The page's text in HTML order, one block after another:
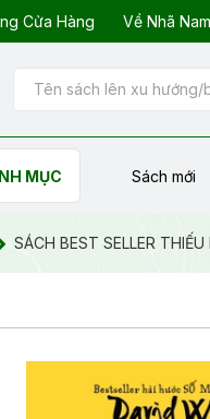
Cửa Hàng Về Nhã Nam
MỤC Sách mới
SÁCH BEST SELLER THIẾU